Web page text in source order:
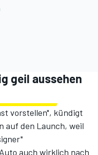
geil aussehen
vorstellen", kündigt
auf den Launch, weil
auch wirklich nach